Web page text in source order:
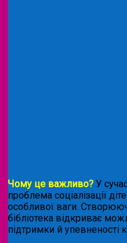
Чому це важливо? У
проблема соціалізації
особливої ваги.
бібліотека відкриває
підтримки й упевненості